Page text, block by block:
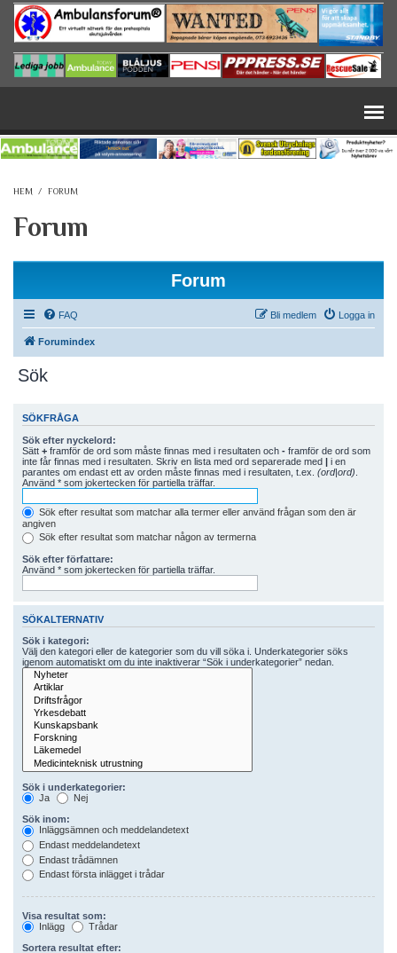
Hoppa till huvudinnehåll
HEM / FORUM
Forum